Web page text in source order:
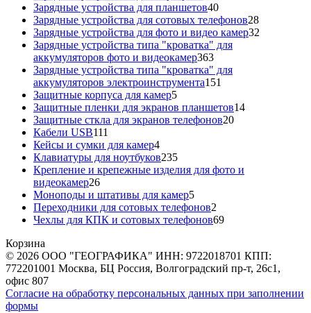
Зарядные устройства для планшетов4040
товаров
Зарядные устройства для сотовых телефонов2828
товаров
Зарядные устройства для фото и видео камер32
Зарядные устройства типа "кроватка" для
аккумуляторов фото и видеокамер363363
товара
Зарядные устройства типа "кроватка" для
аккумуляторов электроинструмента151
Защитные корпуса для камер55
товаров
Защитные пленки для экранов планшетов1414
Защитные сткла для экранов телефонов2020
Кабели USB111
товаров
Кейсы и сумки для камер44
товара
Клавиатуры для ноутбуков235235
товаров
Крепление и крепежные изделия для фото и
видеокамер2626
товаров
Моноподы и штативы для камер55
товаров
Переходники для сотовых телефонов2
товара
Чехлы для КПК и сотовых телефонов6969
Корзина
© 2026 ООО "ГЕОГРАФИКА" ИНН: 9722018701 КПП:
772201001 Москва, БЦ Россия, Волгоградский пр-т, 26с1,
офис 807
Согласие на обработку персональных данных при заполнении
формы